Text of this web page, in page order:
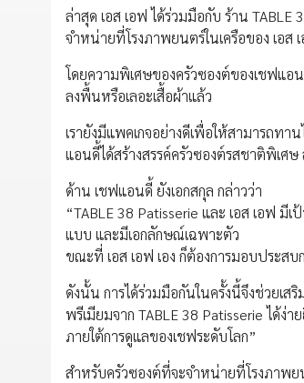
ล่าสุด เอส เอฟ ได้ร่วมมือกับ ร้าน
จำหน่ายที่โรงภาพยนตร์ในเครือของ เอส
โดยความพิเศษของครัวซองต์ของเชฟแ
ลงพื้นหรือเลอะเสื้อผ้าแล้ว
เรายังมีแพคเกจอย่างดีเพื่อให้สามารถท
แอนดี้ได้สร้างสรรค์ครัวซองต์รสชาติพิเศ
ด้าน เชฟแอนดี้ ยังเอกสกุล กล่าวว่า
“TABLE 38 Patisserie และ เอส เอฟ
แบบ และมีเอกลักษณ์เฉพาะตัว
ขณะที่ เอส เอฟ เอง ก็ต้องการมอบประ
ดังนั้น การได้ร่วมมือกันในครั้งนี้จึงช่วยเส
พรีเมียมจาก TABLE 38 Patisserie ได้
ภายใต้การดูแลของเชฟระดับโลก”
สำหรับครัวซองต์ที่จะจำหน่ายที่โรงภาพย